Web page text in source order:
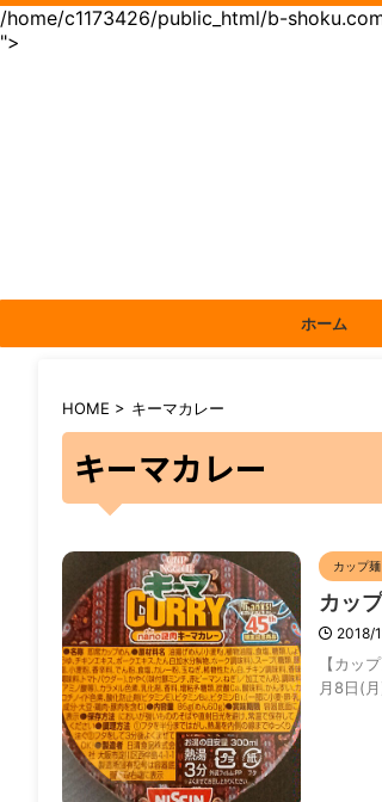
/home/c1173426/public_html/b-
">
ホーム
HOME > キーマカレー
キーマカレー
カップ
カッ
2018/
【カッ
月8日(